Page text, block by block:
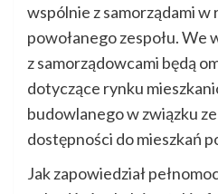
wspólnie z samorządami w
powołanego zespołu. We
z samorządowcami będą
dotyczące rynku
budowlanego w związku
dostępności do mieszkań
Jak zapowiedział